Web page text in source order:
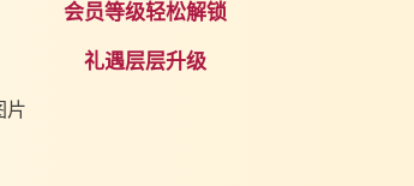
会员等级轻松解锁
礼遇层层升级